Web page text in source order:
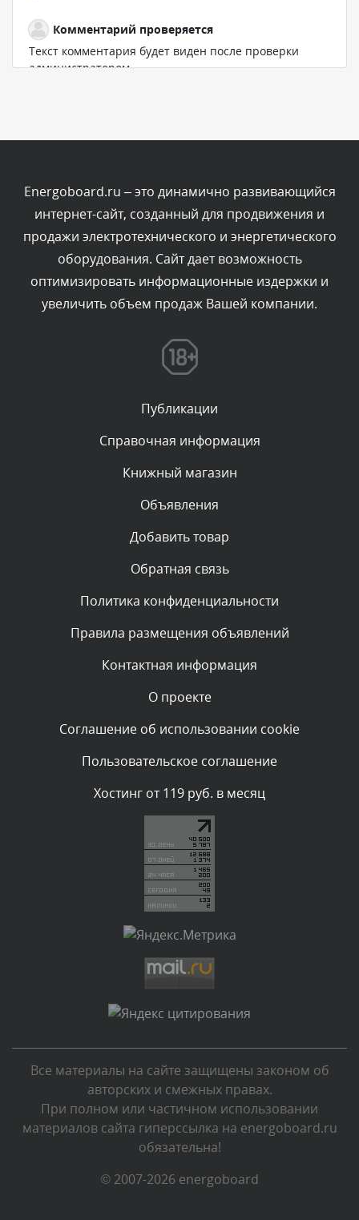
Комментарий проверяется
Текст комментария будет виден после проверки
администратором.
Комментарий проверяется
Текст комментария будет виден после проверки
администратором.
Сегодня, в 04:44
Комментарий проверяется
Текст комментария будет виден после проверки
Комментарий проверяется
Текст комментария будет виден после проверки
администратором.
Комментарий проверяется
администратором.
Комментарий проверяется
администратором.
Комментарий проверяется
администратором.
Комментарий проверяется
Текст комментария будет виден после проверки
Комментарий проверяется
Текст комментария будет виден после проверки
администратором.
Текст комментария будет виден после проверки
администратором.
Комментарий проверяется
Текст комментария будет виден после проверки
администратором.
Вчера, в 16:49
Комментарий проверяется
Energoboard.ru – это динамично развивающийся
интернет-сайт, созданный для продвижения и
продажи электротехнического и энергетического
оборудования. Сайт дает возможность
оптимизировать информационные издержки и
увеличить объем продаж Вашей компании.
Публикации
Справочная информация
Книжный магазин
Объявления
Добавить товар
Обратная связь
Политика конфиденциальности
Правила размещения объявлений
Контактная информация
О проекте
Соглашение об использовании cookie
Пользовательское соглашение
Хостинг от 119 руб. в месяц
Все материалы на сайте защищены законом об
авторских и смежных правах.
При полном или частичном использовании
материалов сайта гиперссылка на energoboard.ru
обязательна!
© 2007-2026 energoboard